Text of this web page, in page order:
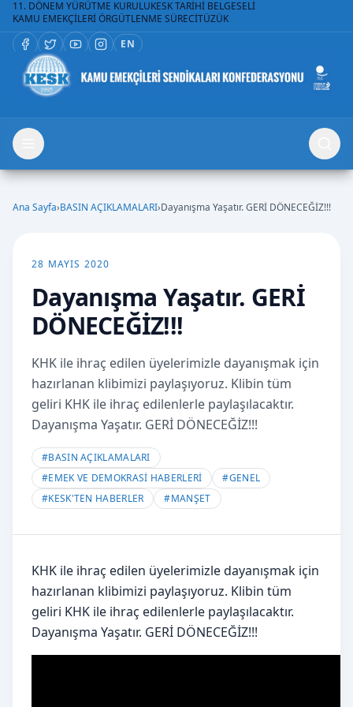
11. DÖNEM YÜRÜTME KURULUKESK TARİHİ BELGESELİ
KAMU EMEKÇİLERİ ÖRGÜTLENME SÜRECİTÜZÜK
EN
Ana Sayfa›BASIN AÇIKLAMALARI›Dayanışma Yaşatır. GERİ DÖNECEĞİZ!!!
28 MAYIS 2020
Dayanışma Yaşatır. GERİ
DÖNECEĞİZ!!!
KHK ile ihraç edilen üyelerimizle dayanışmak için
hazırlanan klibimizi paylaşıyoruz. Klibin tüm
geliri KHK ile ihraç edilenlerle paylaşılacaktır.
Dayanışma Yaşatır. GERİ DÖNECEĞİZ!!!
#BASIN AÇIKLAMALARI
#EMEK VE DEMOKRASİ HABERLERİ #GENEL
#KESK'TEN HABERLER #MANŞET
KHK ile ihraç edilen üyelerimizle dayanışmak için
hazırlanan klibimizi paylaşıyoruz. Klibin tüm
geliri KHK ile ihraç edilenlerle paylaşılacaktır.
Dayanışma Yaşatır. GERİ DÖNECEĞİZ!!!